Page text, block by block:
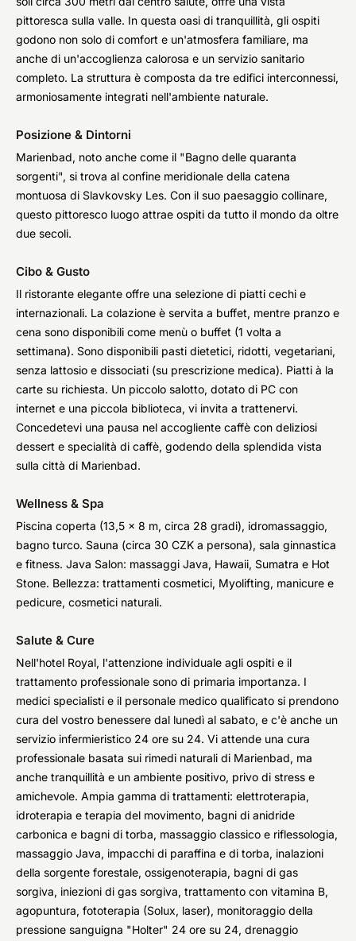
pittoresca sulla valle. In questa oasi di tranquillità, gli ospiti
godono non solo di comfort e un'atmosfera familiare, ma
anche di un'accoglienza calorosa e un servizio sanitario
completo. La struttura è composta da tre edifici interconnessi,
armoniosamente integrati nell'ambiente naturale.
Posizione & Dintorni
Marienbad, noto anche come il "Bagno delle quaranta
sorgenti", si trova al confine meridionale della catena
montuosa di Slavkovsky Les. Con il suo paesaggio collinare,
questo pittoresco luogo attrae ospiti da tutto il mondo da oltre
due secoli.
Cibo & Gusto
Il ristorante elegante offre una selezione di piatti cechi e
internazionali. La colazione è servita a buffet, mentre pranzo e
cena sono disponibili come menù o buffet (1 volta a
settimana). Sono disponibili pasti dietetici, ridotti, vegetariani,
senza lattosio e dissociati (su prescrizione medica). Piatti à la
carte su richiesta. Un piccolo salotto, dotato di PC con
internet e una piccola biblioteca, vi invita a trattenervi.
Concedetevi una pausa nel accogliente caffè con deliziosi
dessert e specialità di caffè, godendo della splendida vista
sulla città di Marienbad.
Wellness & Spa
Piscina coperta (13,5 x 8 m, circa 28 gradi), idromassaggio,
bagno turco. Sauna (circa 30 CZK a persona), sala ginnastica
e fitness. Java Salon: massaggi Java, Hawaii, Sumatra e Hot
Stone. Bellezza: trattamenti cosmetici, Myolifting, manicure e
pedicure, cosmetici naturali.
Salute & Cure
Nell'hotel Royal, l'attenzione individuale agli ospiti e il
trattamento professionale sono di primaria importanza. I
medici specialisti e il personale medico qualificato si prendono
cura del vostro benessere dal lunedì al sabato, e c'è anche un
servizio infermieristico 24 ore su 24. Vi attende una cura
professionale basata sui rimedi naturali di Marienbad, ma
anche tranquillità e un ambiente positivo, privo di stress e
amichevole. Ampia gamma di trattamenti: elettroterapia,
idroterapia e terapia del movimento, bagni di anidride
carbonica e bagni di torba, massaggio classico e riflessologia,
massaggio Java, impacchi di paraffina e di torba, inalazioni
della sorgente forestale, ossigenoterapia, bagni di gas
sorgiva, iniezioni di gas sorgiva, trattamento con vitamina B,
agopuntura, fototerapia (Solux, laser), monitoraggio della
pressione sanguigna "Holter" 24 ore su 24, drenaggio